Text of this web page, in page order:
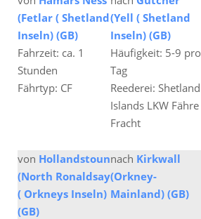
(Fetlar ( Shetland
Inseln) (GB)
(Yell ( Shetland
Inseln) (GB)
Fahrzeit: ca. 1
Stunden
Häufigkeit: 5-9 pro
Tag
Fährtyp: CF
Reederei: Shetland
Islands LKW Fähre
Fracht
von Hollandstoun
(North Ronaldsay
( Orkneys Inseln)
(GB)
nach Kirkwall
(Orkney-
Mainland) (GB)